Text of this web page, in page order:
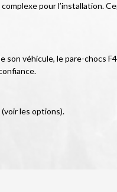
pour l’installation.
véhicule, le pare-chocs
les options).